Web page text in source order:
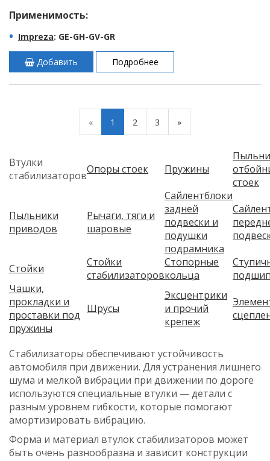
Применимость:
Impreza: GE-GH-GV-GR
Добавить Подробнее
« 1 2 3 »
Втулки
стабилизаторовОпоры стоек Пружины
стоек
Пыльники
приводов
Рычаги, тяги и
шаровые
Сайлентблоки
задней
подвески и
подушки
подрамника
Стойки
Стойки
стабилизаторов
Стопорные
кольца
Чашки,
прокладки и
проставки под
пружины
Шрусы
Эксцентрики
и прочий
крепеж
Стабилизаторы обеспечивают устойчивость
автомобиля при движении. Для устранения лишнего
шума и мелкой вибрации при движении по дороге
используются специальные втулки — детали с
разным уровнем гибкости, которые помогают
амортизировать вибрацию.
Форма и материал втулок стабилизаторов может
быть очень разнообразна и зависит конструкции